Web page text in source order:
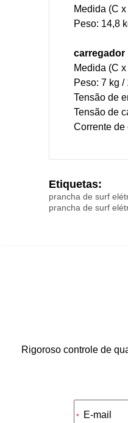
Medida (C
Peso: 14,8
carregador
Medida (C
Peso: 7 kg /
Tensão de
Tensão de
Corrente de
Etiquetas:
prancha de surf
prancha de surf
Rigoroso controle de
*
Alternative: